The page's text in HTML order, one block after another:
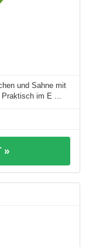
und Sahne mit
im E ...
»